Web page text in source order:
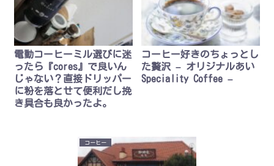
電動コーヒーミル選びに迷
ったら『cores』で良いん
じゃない？直接ドリッパー
に粉を落とせて便利だし挽
き具合も良かったよ。
コーヒー好きのちょっとし
た贅沢 – オリジナルあい
Speciality Coffee –
コーヒー